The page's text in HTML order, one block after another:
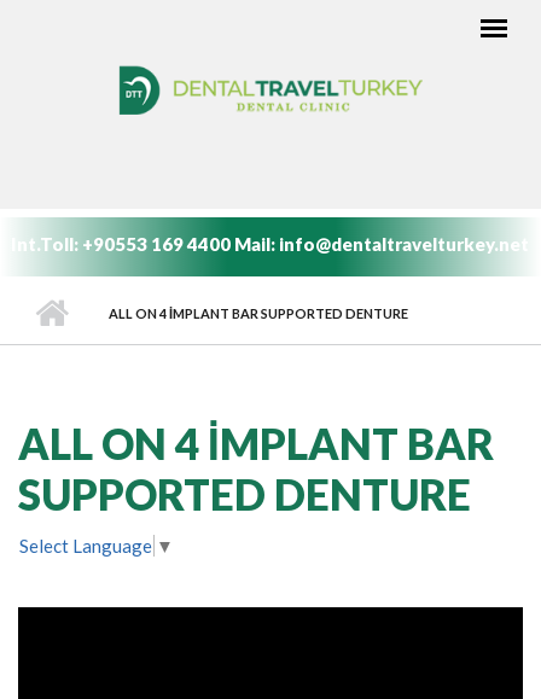
Int.Toll: +90553 169 4400 Mail: info@dentaltravelturkey.net
ALL ON 4 IMPLANT BAR SUPPORTED DENTURE
ALL ON 4 IMPLANT BAR
SUPPORTED DENTURE
Select Language ▼